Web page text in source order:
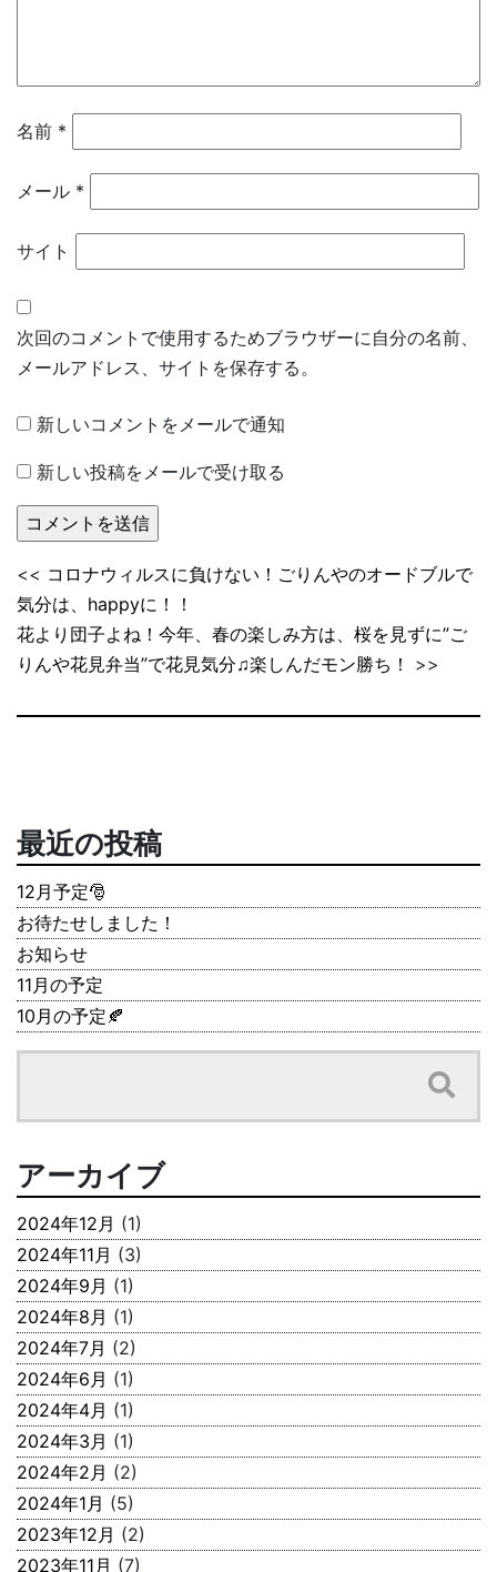
名前 *
メール *
サイト
次回のコメントで使用するためブラウザーに自分の名前、
メールアドレス、サイトを保存する。
新しいコメントをメールで通知
新しい投稿をメールで受け取る
<< コロナウィルスに負けない！ごりんやのオードブルで
気分は、happyに！！
花より団子よね！今年、春の楽しみ方は、桜を見ずに”ご
りんや花見弁当”で花見気分♫楽しんだモン勝ち！
>>
最近の投稿
12月予定🎅
お待たせしました！
お知らせ
11月の予定
10月の予定🍂
アーカイブ
2024年12月 (1)
2024年11月 (3)
2024年9月 (1)
2024年8月 (1)
2024年7月 (2)
2024年6月 (1)
2024年4月 (1)
2024年3月 (1)
2024年2月 (2)
2024年1月 (5)
2023年12月 (2)
2023年11月 (7)